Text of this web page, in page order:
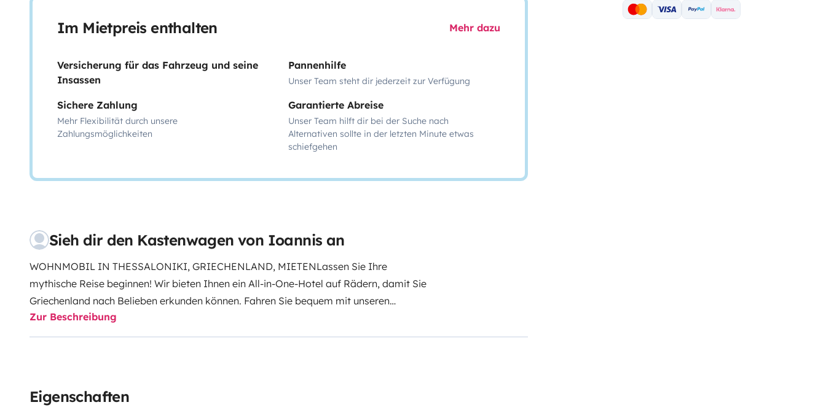
Im Mietpreis enthalten Mehr dazu
Versicherung für das Fahrzeug und seine
Insassen
Pannenhilfe
Unser Team steht dir jederzeit zur Verfügung
Sichere Zahlung
Mehr Flexibilität durch unsere
Zahlungsmöglichkeiten
Garantierte Abreise
Unser Team hilft dir bei der Suche nach
Alternativen sollte in der letzten Minute etwas
schiefgehen
Sieh dir den Kastenwagen von Ioannis an
WOHNMOBIL IN THESSALONIKI, GRIECHENLAND, MIETENLassen Sie Ihre
mythische Reise beginnen! Wir bieten Ihnen ein All-in-One-Hotel auf Rädern, damit Sie
Griechenland nach Belieben erkunden können. Fahren Sie bequem mit unseren
Camper-Vans zu Ihrem nächsten Ziel und genießen Sie die Natur.
OPEL VIVARO Campingbus is für Sie da. Der Rücksitz verwandelt sich in ein Bett, um
für die Stromversorgung
Zur Beschreibung
Eigenschaften